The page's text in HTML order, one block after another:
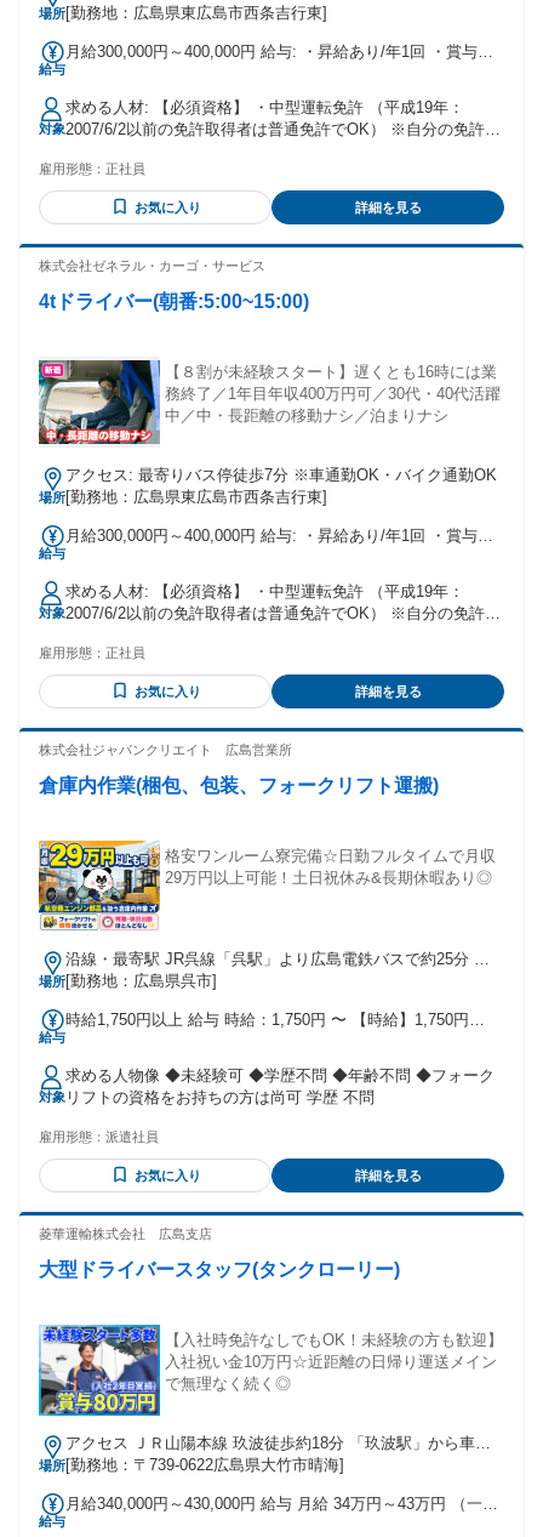
場所[勤務地：広島県東広島市西条吉行東]
給与
月給300,000円～400,000円 給与: ・昇給あり/年1回 ・賞与あ
32万円×12ヶ月＋賞与2回 ※もっと稼ぎたい方は､大型ドライ
バーへの昇格も可能
対象
求める人材: 【必須資格】 ・中型運転免許 （平成19年：
2007/6/2以前の免許取得者は普通免許でOK） ※自分の免許で
雇用形態： 正社員
お気に入り 詳細を見る
株式会社ゼネラル・カーゴ・サービス
4tドライバー(朝番:5:00~15:00)
【８割が未経験スタート】遅くとも16時には業
務終了／1年目年収400万円可／30代・40代活躍
中／中・長距離の移動ナシ／泊まりナシ
場所
アクセス: 最寄りバス停徒歩7分 ※車通勤OK・バイク通勤OK
[勤務地：広島県東広島市西条吉行東]
給与
月給300,000円～400,000円 給与: ・昇給あり/年1回 ・賞与あ
32万円×12ヶ月＋賞与2回 ※もっと稼ぎたい方は､大型ドライ
バーへの昇格も可能
対象
求める人材: 【必須資格】 ・中型運転免許 （平成19年：
2007/6/2以前の免許取得者は普通免許でOK） ※自分の免許で
雇用形態： 正社員
お気に入り 詳細を見る
株式会社ジャパンクリエイト 広島営業所
倉庫内作業(梱包、包装、フォークリフト運搬)
格安ワンルーム寮完備☆日勤フルタイムで月収
29万円以上可能！土日祝休み&長期休暇あり◎
場所
沿線・最寄駅 JR呉線「呉駅」より広島電鉄バスで約25分 バ
ス停「昭和埠頭前」より徒歩で約1分
[勤務地：広島県呉市]
給与
時給1,750円以上 給与 時給：1,750円 〜 【時給】1,750円
※交通費上限40,000円/月まで支給 ・公共交通機関の場合は1
ヶ月分の定期代支給 ・車・バイクの場合は1km10円として通
勤距離により支給 試用期間 試用期間：あり 期間：2週間 時
給：1,750円 〜
対象
求める人物像 ◆未経験可 ◆学歴不問 ◆年齢不問 ◆フォーク
リフトの資格をお持ちの方は尚可 学歴 不問
雇用形態： 派遣社員
お気に入り 詳細を見る
菱華運輸株式会社 広島支店
大型ドライバースタッフ(タンクローリー)
【入社時免許なしでもOK！未経験の方も歓迎】
入社祝い金10万円☆近距離の日帰り運送メイン
で無理なく続く◎
場所
アクセス ＪＲ山陽本線 玖波徒歩約18分 「玖波駅」から車で5
分
[勤務地：〒739-0622広島県大竹市晴海]
給与
月給340,000円～430,000円 給与 月給 34万円～43万円 （一律